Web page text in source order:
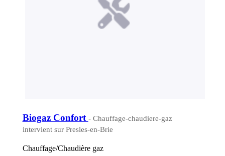
Biogaz Confort - Chauffage-chaudiere-gaz
intervient sur Presles-en-Brie
Chauffage/Chaudière gaz